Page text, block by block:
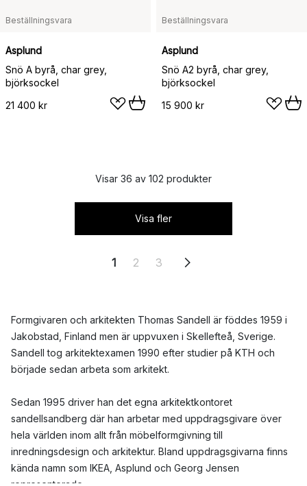
Beställningsvara
Asplund
Snö A byrå, char grey,
björksockel
21 400 kr
Beställningsvara
Asplund
Snö A2 byrå, char grey,
björksockel
15 900 kr
Visar 36 av 102 produkter
Visa fler
1 2 3
Formgivaren och arkitekten Thomas Sandell är föddes 1959 i
Jakobstad, Finland men är uppvuxen i Skellefteå, Sverige.
Sandell tog arkitektexamen 1990 efter studier på KTH och
började sedan arbeta som arkitekt.
Sedan 1995 driver han det egna arkitektkontoret
sandellsandberg där han arbetar med uppdragsgivare över
hela världen inom allt från möbelformgivning till
inredningsdesign och arkitektur. Bland uppdragsgivarna finns
kända namn som IKEA, Asplund och Georg Jensen